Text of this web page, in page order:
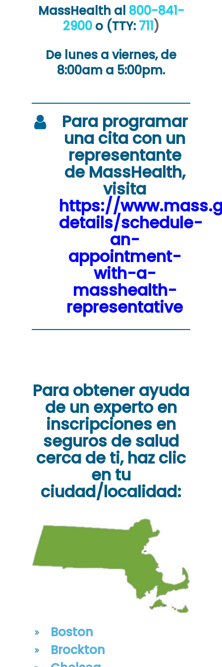
MassHealth al 800-841-
2900 o (TTY: 711)
De lunes a viernes, de
8:00am a 5:00pm.
Para programar
una cita con un
representante
de MassHealth,
visita
https://
details/schedule-
an-
appointment-
with-a-
masshealth-
representative
Para obtener ayuda
de un experto en
inscripciones en
seguros de salud
cerca de ti, haz clic
en tu
ciudad/localidad:
Boston
Brockton